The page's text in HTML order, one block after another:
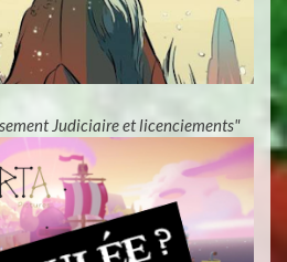
Judiciaire et licenciements"